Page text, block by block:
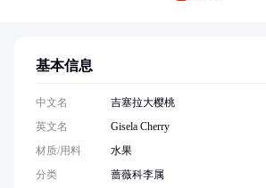
基本信息
中文名
吉塞拉大樱桃
英文名
Gisela Cherry
材质/用料
水果
分类
蔷薇科李属